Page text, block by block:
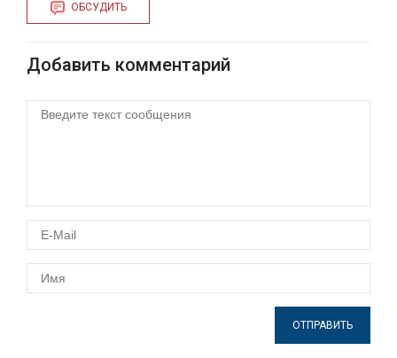
ОБСУДИТЬ
Добавить комментарий
ОТПРАВИТЬ